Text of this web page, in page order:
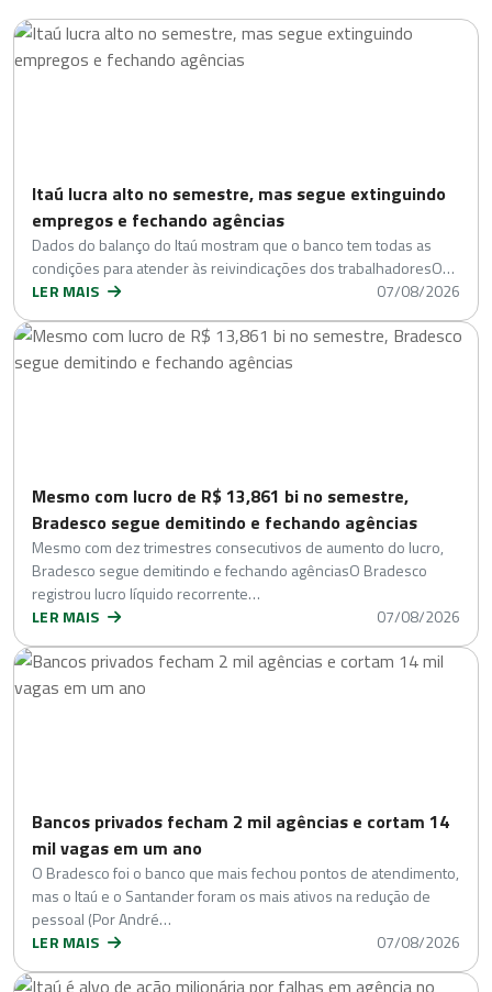
Itaú lucra alto no semestre, mas segue extinguindo
empregos e fechando agências
Dados do balanço do Itaú mostram que o banco tem todas as
condições para atender às reivindicações dos trabalhadoresO…
LER MAIS
07/08/2026
Mesmo com lucro de R$ 13,861 bi no semestre,
Bradesco segue demitindo e fechando agências
Mesmo com dez trimestres consecutivos de aumento do lucro,
Bradesco segue demitindo e fechando agênciasO Bradesco
registrou lucro líquido recorrente…
LER MAIS
07/08/2026
Bancos privados fecham 2 mil agências e cortam 14
mil vagas em um ano
O Bradesco foi o banco que mais fechou pontos de atendimento,
mas o Itaú e o Santander foram os mais ativos na redução de
pessoal (Por André…
LER MAIS
07/08/2026